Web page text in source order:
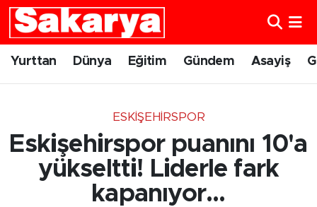
Yurttan Dünya Eğitim Gündem Asayiş
ESKIŞEHIRSPOR
Eskişehirspor puanını 10'a
yükseltti! Liderle fark
kapanıyor...
Yurttan
Gündem
Eskişehirspor
Eskişehir Nöbetçi Eczaneler
Eskişehir Namaz Vakitleri
Eskişehir Trafik Yoğunluk Haritası
Süper Lig Puan Durumu ve Fikstür